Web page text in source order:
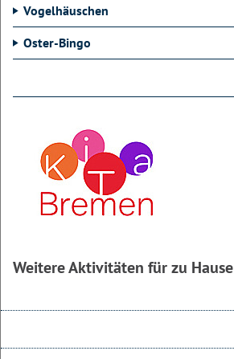
Vogelhäuschen
Oster-Bingo
Weitere Aktivitäten für zu Hause